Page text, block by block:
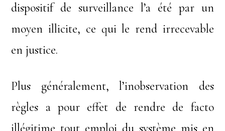
dispositif de surveillance l’a été par un
moyen illicite, ce qui le rend irrecevable
en justice.
Plus généralement, l’inobservation des
règles a pour effet de rendre de facto